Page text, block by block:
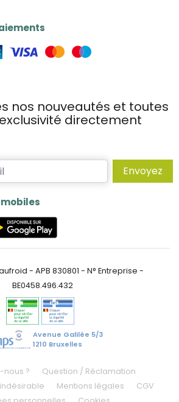
nos nouveautés et toutes
directement
Envoyez
- APB 830801 - N° Entreprise -
BE0458.496.432
Avenue Galilée 5/3
1210 Bruxelles
nous ?
Question / Réclamation
Mentions légales
CGV